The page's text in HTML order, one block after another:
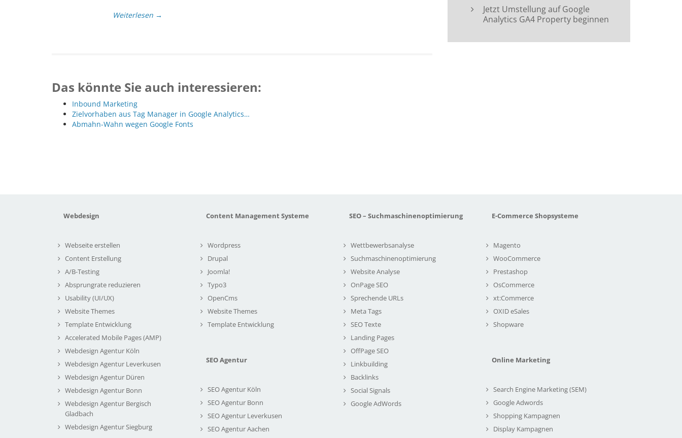
Weiterlesen →
Das könnte Sie auch interessieren:
Inbound Marketing
Zielvorhaben aus Tag Manager in Google Analytics…
Abmahn-Wahn wegen Google Fonts
Jetzt Umstellung auf Google
Analytics GA4 Property beginnen
Webdesign
Webseite erstellen
Content Erstellung
A/B-Testing
Absprungrate reduzieren
Usability (UI/UX)
Website Themes
Template Entwicklung
Accelerated Mobile Pages (AMP)
Webdesign Agentur Köln
Webdesign Agentur Leverkusen
Webdesign Agentur Düren
Webdesign Agentur Bonn
Webdesign Agentur Bergisch
Gladbach
Webdesign Agentur Siegburg
Content Management Systeme
Wordpress
Drupal
Joomla!
Typo3
OpenCms
Website Themes
Template Entwicklung
SEO Agentur
SEO Agentur Köln
SEO Agentur Bonn
SEO Agentur Leverkusen
SEO Agentur Aachen
SEO – Suchmaschinenoptimierung
Wettbewerbsanalyse
Suchmaschinenoptimierung
Website Analyse
OnPage SEO
Sprechende URLs
Meta Tags
SEO Texte
Landing Pages
OffPage SEO
Linkbuilding
Backlinks
Social Signals
Google AdWords
E-Commerce Shopsysteme
Magento
WooCommerce
Prestashop
OsCommerce
xt:Commerce
OXID eSales
Shopware
Online Marketing
Search Engine Marketing (SEM)
Google Adwords
Shopping Kampagnen
Display Kampagnen